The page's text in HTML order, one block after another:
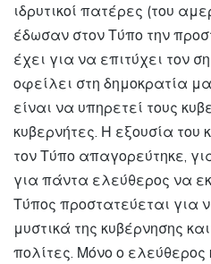
ιδρυτικοί πατέρες (του
έδωσαν στον Τύπο την
έχει για να επιτύχει τον
οφείλει στη δημοκρατία
είναι να υπηρετεί τους
κυβερνήτες. Η εξουσία του
τον Τύπο απαγορεύτηκε,
για πάντα ελεύθερος να
Τύπος προστατεύεται για
μυστικά της κυβέρνησης
πολίτες. Μόνο ο